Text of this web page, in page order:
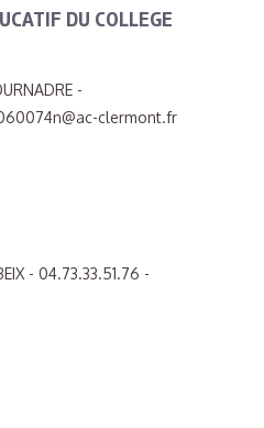
DU COLLEGE
-
clermont.fr
- 04.73.33.51.76 -